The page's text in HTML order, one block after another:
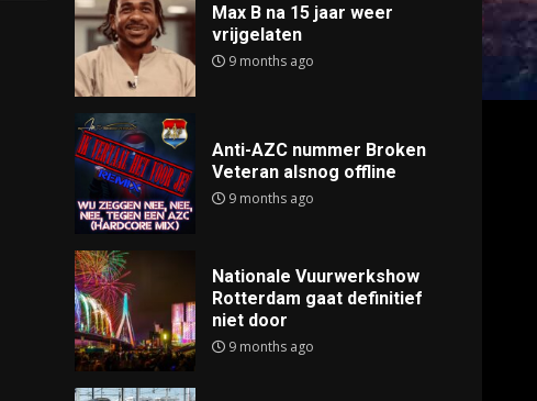
Max B na 15 jaar weer
vrijgelaten
9 months ago
Anti-AZC nummer Broken
Veteran alsnog offline
9 months ago
Nationale Vuurwerkshow
Rotterdam gaat definitief
niet door
9 months ago